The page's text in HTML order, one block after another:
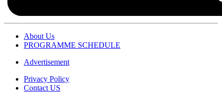
About Us
PROGRAMME SCHEDULE
Advertisement
Privacy Policy
Contact US